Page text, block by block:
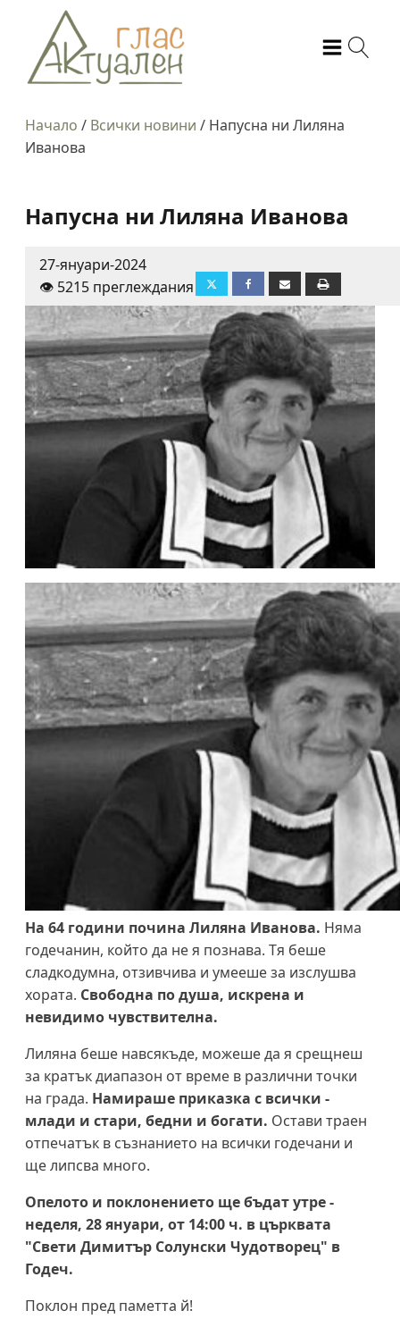
Начало / Всички новини / Напусна ни Лиляна
Иванова
Напусна ни Лиляна Иванова
27-януари-2024
👁️ 5215 преглеждания
На 64 години почина Лиляна Иванова. Няма
годечанин, който да не я познава. Тя беше
сладкодумна, отзивчива и умееше за изслушва
хората. Свободна по душа, искрена и
невидимо чувствителна.
Лиляна беше навсякъде, можеше да я срещнеш
за кратък диапазон от време в различни точки
на града. Намираше приказка с всички -
млади и стари, бедни и богати. Остави траен
отпечатък в съзнанието на всички годечани и
ще липсва много.
Опелото и поклонението ще бъдат утре -
неделя, 28 януари, от 14:00 ч. в църквата
"Свети Димитър Солунски Чудотворец" в
Годеч.
Поклон пред паметта й!